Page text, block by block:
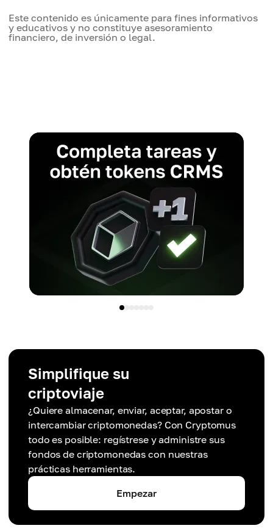
Este contenido es únicamente para fines informativos
y educativos y no constituye asesoramiento
financiero, de inversión o legal.
Simplifique su
criptoviaje
¿Quiere almacenar, enviar, aceptar, apostar o
intercambiar criptomonedas? Con Cryptomus
todo es posible: regístrese y administre sus
fondos de criptomonedas con nuestras
prácticas herramientas.
Empezar